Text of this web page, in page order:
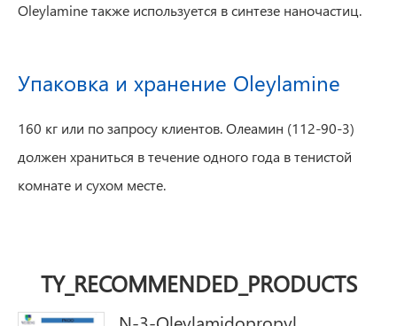
Oleylamine также используется в синтезе наночастиц.
Упаковка и хранение Oleylamine
160 кг или по запросу клиентов. Олеамин (112-90-3)
должен храниться в течение одного года в тенистой
комнате и сухом месте.
TY_RECOMMENDED_PRODUCTS